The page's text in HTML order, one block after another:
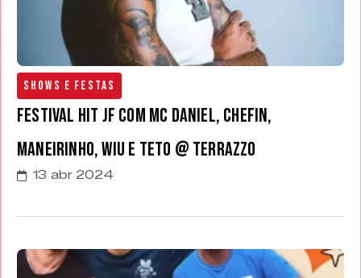
Shows e Festas
Festival Hit JF com MC Daniel, Chefin,
Maneirinho, Wiu e Teto @ Terrazzo
13 abr 2024